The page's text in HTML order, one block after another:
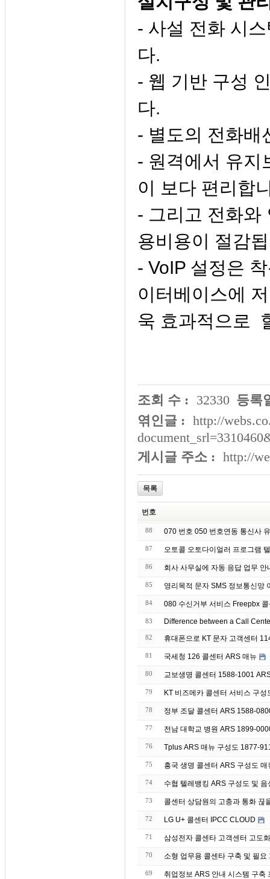
- 사설 전화 시
다.
- 웹 기반 구성
다.
- 별도의 전화배
- 원격에서 유지
이 보다 편리합
- 그리고 전화와
용비용이 절감
- VoIP 설정은
이터베이스에
욱 효과적으로
조회 수 : 32330 등록
엮인글 : http://
게시글 주소 : http://
목록
번호
88 070 번호 050 번호연동 통신사
87 오토콜 오토다이얼러 프로그램
86 회사 사무실에 자동
85 영리목적 문자
84 080 수신거부 서비스 Freepbx
83 Difference between a Call
82 휴대폰으로 KT 문자 고객센터
81 국세청 126 콜센터 ARS 매뉴
80 교보생명 콜센터 1588-1001
79 KT 비즈메카 콜센터 서비스 구성
78 정부 조달 콜센터 ARS 1588-
77 전남 대학교 병원 ARS 1899-
76 Tplus ARS 매뉴 구성도 1877-
75 흥국 생명 콜센터 ARS 구성도
74 수협 텔레뱅킹 ARS 구성도 및
73 콜센터 상담원의 고충과 통화 끊
72 LG U+ 콜센터 IPCC CLOUD
71 삼성전자 콜센타 고객센터 고도
70 소형 업무용 콜센타 구축 및 필요
69 취업정보 ARS 안내 시스템 구축